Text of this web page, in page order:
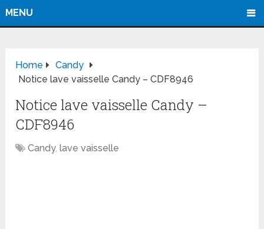
MENU
Home
Candy
Notice lave vaisselle Candy – CDF8946
Notice lave vaisselle Candy –
CDF8946
Candy,lave vaisselle